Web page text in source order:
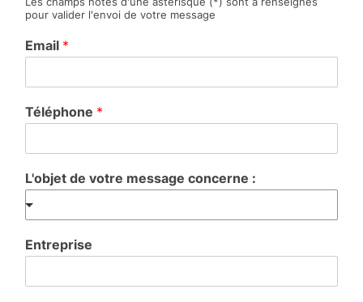
r
é
o
m
o
m
pour valider l'envoi de votre message
Email *
Téléphone *
L'objet de votre message concerne :
Entreprise